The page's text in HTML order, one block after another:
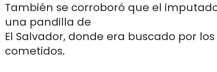
También se corroboró que el
una pandilla de
El Salvador, donde era buscado por
cometidos.